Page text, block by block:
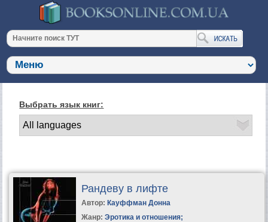
Выбрать язык книг:
Рандеву в лифте
Автор: Кауффман Донна
Жанр: Эротика и отношения;